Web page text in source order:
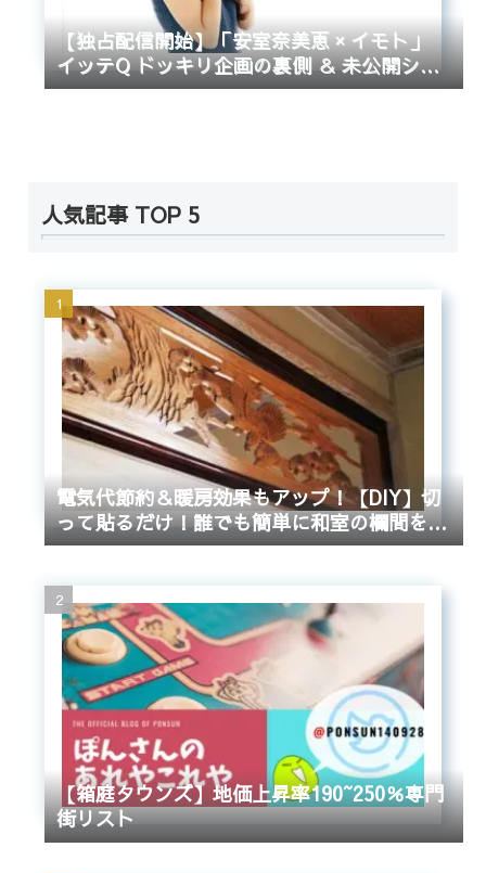
【独占配信開始】「安室奈美恵 × イモト」
イッテQ ドッキリ企画の裏側 ＆ 未公開シー
ン
人気記事 TOP 5
電気代節約＆暖房効果もアップ！【DIY】切
って貼るだけ！誰でも簡単に和室の欄間をふ
さぐ方法
【箱庭タウンズ】地価上昇率190~250％専門
街リスト